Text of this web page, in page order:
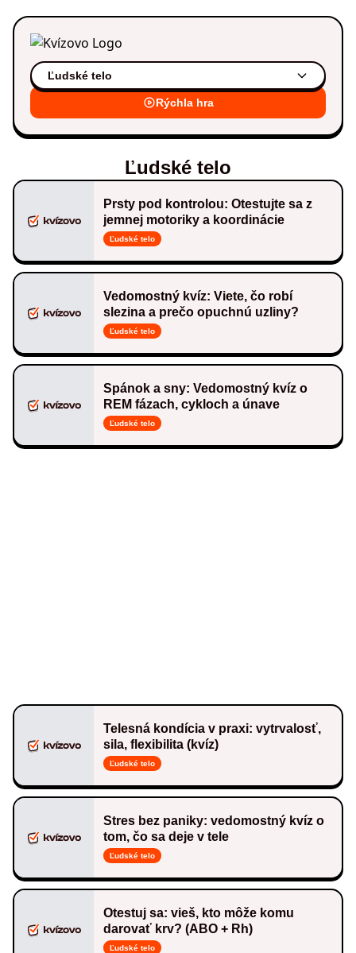
Ľudské telo
Rýchla hra
Ľudské telo
Prsty pod kontrolou: Otestujte sa z
jemnej motoriky a koordinácie
Ľudské telo
Vedomostný kvíz: Viete, čo robí
slezina a prečo opuchnú uzliny?
Ľudské telo
Spánok a sny: Vedomostný kvíz o
REM fázach, cykloch a únave
Ľudské telo
Telesná kondícia v praxi: vytrvalosť,
sila, flexibilita (kvíz)
Ľudské telo
Stres bez paniky: vedomostný kvíz o
tom, čo sa deje v tele
Ľudské telo
Otestuj sa: vieš, kto môže komu
darovať krv? (ABO + Rh)
Ľudské telo